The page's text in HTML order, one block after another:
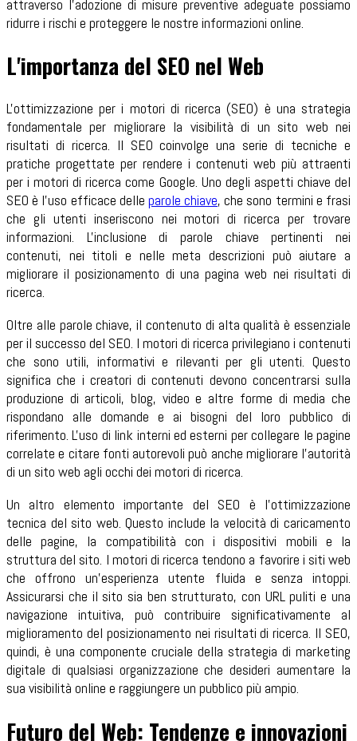
attraverso l'adozione di misure preventive adeguate possiamo
ridurre i rischi e proteggere le nostre informazioni online.
L'importanza del SEO nel Web
L'ottimizzazione per i motori di ricerca (SEO) è una strategia
fondamentale per migliorare la visibilità di un sito web nei
risultati di ricerca. Il SEO coinvolge una serie di tecniche e
pratiche progettate per rendere i contenuti web più attraenti
per i motori di ricerca come Google. Uno degli aspetti chiave del
SEO è l'uso efficace delle parole chiave, che sono termini e frasi
che gli utenti inseriscono nei motori di ricerca per trovare
informazioni. L'inclusione di parole chiave pertinenti nei
contenuti, nei titoli e nelle meta descrizioni può aiutare a
migliorare il posizionamento di una pagina web nei risultati di
ricerca.
Oltre alle parole chiave, il contenuto di alta qualità è essenziale
per il successo del SEO. I motori di ricerca privilegiano i contenuti
che sono utili, informativi e rilevanti per gli utenti. Questo
significa che i creatori di contenuti devono concentrarsi sulla
produzione di articoli, blog, video e altre forme di media che
rispondano alle domande e ai bisogni del loro pubblico di
riferimento. L'uso di link interni ed esterni per collegare le pagine
correlate e citare fonti autorevoli può anche migliorare l'autorità
di un sito web agli occhi dei motori di ricerca.
Un altro elemento importante del SEO è l'ottimizzazione
tecnica del sito web. Questo include la velocità di caricamento
delle pagine, la compatibilità con i dispositivi mobili e la
struttura del sito. I motori di ricerca tendono a favorire i siti web
che offrono un'esperienza utente fluida e senza intoppi.
Assicurarsi che il sito sia ben strutturato, con URL puliti e una
navigazione intuitiva, può contribuire significativamente al
miglioramento del posizionamento nei risultati di ricerca. Il SEO,
quindi, è una componente cruciale della strategia di marketing
digitale di qualsiasi organizzazione che desideri aumentare la
sua visibilità online e raggiungere un pubblico più ampio.
Futuro del Web: Tendenze e innovazioni